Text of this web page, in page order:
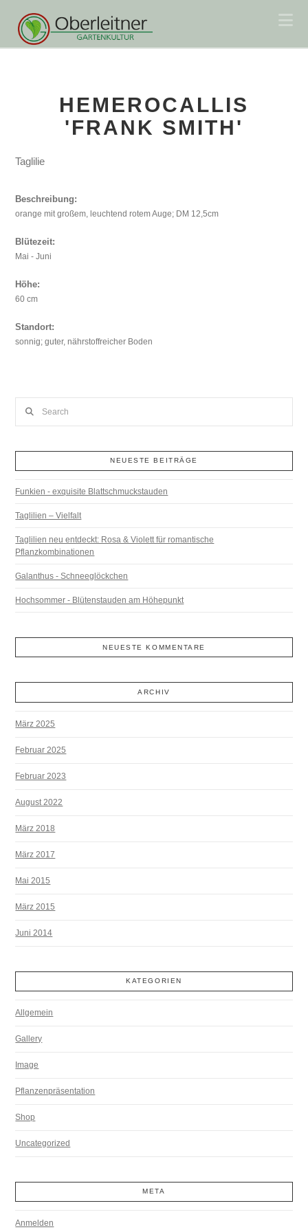
HEMEROCALLIS
'FRANK SMITH'
Taglilie
Beschreibung:
orange mit großem, leuchtend rotem Auge; DM 12,5cm
Blütezeit:
Mai - Juni
Höhe:
60 cm
Standort:
sonnig; guter, nährstoffreicher Boden
NEUESTE BEITRÄGE
Funkien - exquisite Blattschmuckstauden
Taglilien – Vielfalt
Taglilien neu entdeckt: Rosa & Violett für romantische
Pflanzkombinationen
Galanthus - Schneeglöckchen
Hochsommer - Blütenstauden am Höhepunkt
NEUESTE KOMMENTARE
ARCHIV
März 2025
Februar 2025
Februar 2023
August 2022
März 2018
März 2017
Mai 2015
März 2015
Juni 2014
KATEGORIEN
Allgemein
Gallery
Image
Pflanzenpräsentation
Shop
Uncategorized
META
Anmelden